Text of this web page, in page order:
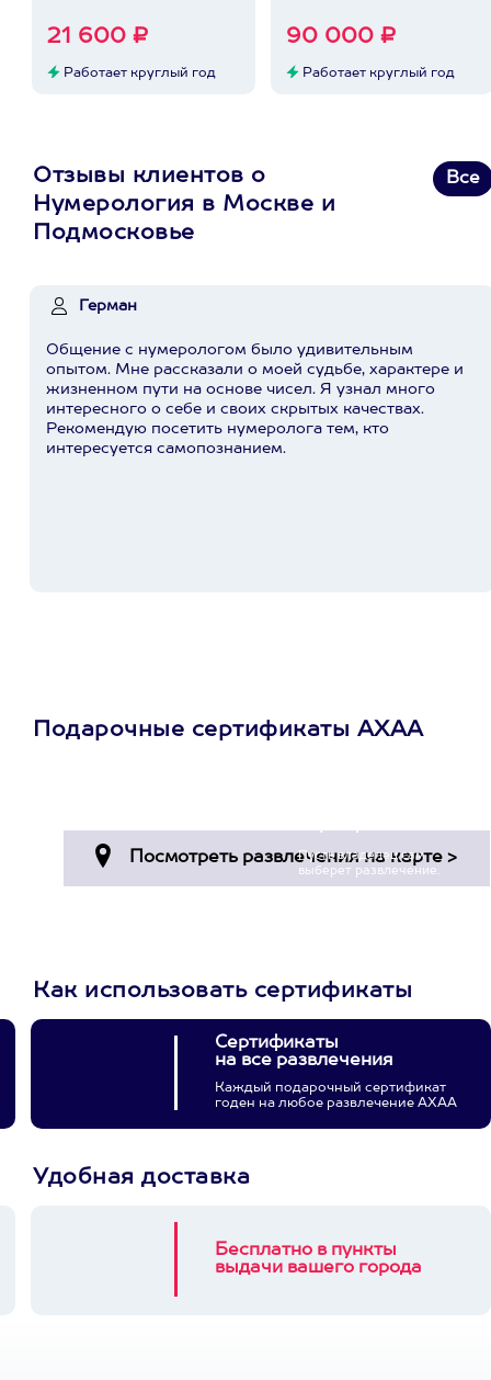
21 600 ₽
Работает круглый год
90 000 ₽
Работает круглый год
Отзывы клиентов о
Нумерология в Москве и
Подмосковье
Все
Герман
Общение с нумерологом было удивительным
опытом. Мне рассказали о моей судьбе, характере и
жизненном пути на основе чисел. Я узнал много
интересного о себе и своих скрытых качествах.
Рекомендую посетить нумеролога тем, кто
интересуется самопознанием.
Подарочные сертификаты АХАА
Пусть владелец сам
выберет развлечение.
Как использовать сертификаты
Сертификаты
на все развлечения
Каждый подарочный сертификат
годен на любое развлечение АХАА
Удобная доставка
Бесплатно в пункты
выдачи вашего города